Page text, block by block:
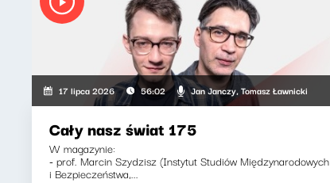
17 lipca 2026 56:02 Jan Janczy, Tomasz Ławnicki
Cały nasz świat 175
W magazynie:
- prof. Marcin Szydzisz (Instytut Studiów Międzynarodowych
i Bezpieczeństwa,...